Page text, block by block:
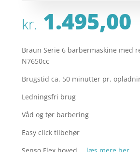
kr. 1.495,00
Braun Serie 6 barbermaskine med
N7650cc
Brugstid ca. 50 minutter pr.
Ledningsfri brug
Våd og tør barbering
Easy click tilbehør